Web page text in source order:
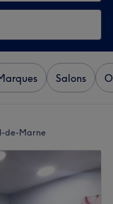
Salons
de-Marne